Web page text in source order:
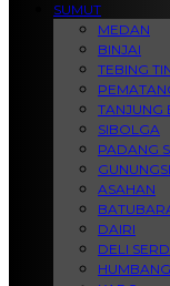
SUMUT
MEDAN
BINJAI
TEBING
TANJUNG
SIBOLGA
PADANG
ASAHAN
DAIRI
DELI